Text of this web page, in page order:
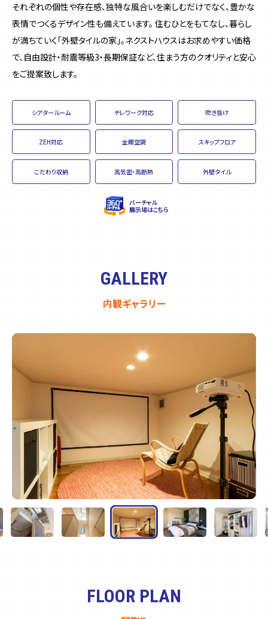
それぞれの個性や存在感、独特な風合いを楽しむだけでなく、豊かな
表情でつくるデザイン性も備えています。 住むひとをもてなし、暮らし
が満ちていく「外壁タイルの家」。ネクストハウスはお求めやすい価格
で、自由設計・耐震等級3・長期保証など、住まう方のクオリティと安心
をご提案致します。
シアタールーム テレワーク対応 吹き抜け
ZEH対応 全館空調 スキップフロア
こだわり収納 高気密・高断熱 外壁タイル
バーチャル
展示場はこちら
GALLERY
内観ギャラリー
FLOOR PLAN